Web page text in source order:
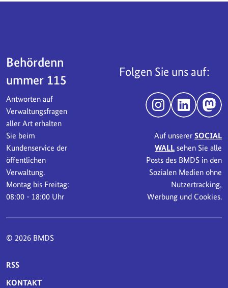
Behördenn
ummer 115
Antworten auf
Verwaltungsfragen
aller Art erhalten
Sie beim
Kundenservice der
öffentlichen
Verwaltung.
Montag bis Freitag:
08:00 - 18:00 Uhr
Folgen Sie uns auf:
InstagramLinkedIn
Auf unserer SOCIAL
WALLsehen Sie alle
Posts des BMDS in den
Sozialen Medien ohne
Nutzertracking,
Werbung und Cookies.
© 2026 BMDS
SERVICE-NAVIGATION FUSSBEREICH
RSS
KONTAKT